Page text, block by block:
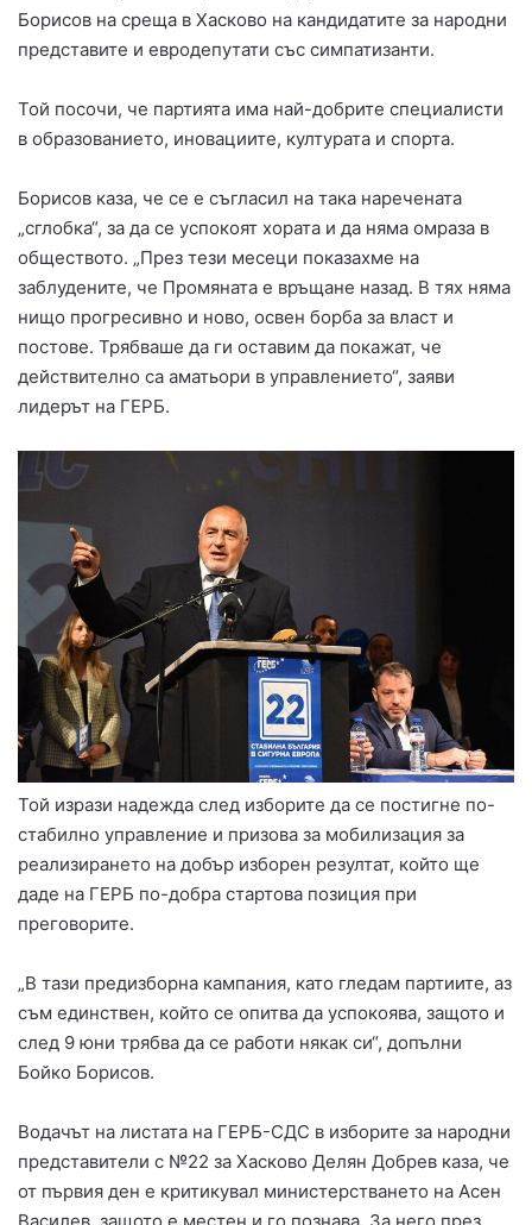
Борисов на среща в Хасково на кандидатите за народни
представите и евродепутати със симпатизанти.
Той посочи, че партията има най-добрите специалисти
в образованието, иновациите, културата и спорта.
Борисов каза, че се е съгласил на така наречената
„сглобка“, за да се успокоят хората и да няма омраза в
обществото. „През тези месеци показахме на
заблудените, че Промяната е връщане назад. В тях няма
нищо прогресивно и ново, освен борба за власт и
постове. Трябваше да ги оставим да покажат, че
действително са аматьори в управлението“, заяви
лидерът на ГЕРБ.
Той изрази надежда след изборите да се постигне по-
стабилно управление и призова за мобилизация за
реализирането на добър изборен резултат, който ще
даде на ГЕРБ по-добра стартова позиция при
преговорите.
„В тази предизборна кампания, като гледам партиите, аз
съм единствен, който се опитва да успокоява, защото и
след 9 юни трябва да се работи някак си“, допълни
Бойко Борисов.
Водачът на листата на ГЕРБ-СДС в изборите за народни
представители с №22 за Хасково Делян Добрев каза, че
от първия ден е критикувал министерстването на Асен